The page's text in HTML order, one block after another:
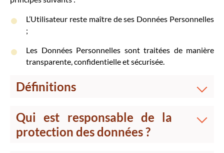
L’Utilisateur reste maître de ses Données Personnelles
;
Les Données Personnelles sont traitées de manière
transparente, confidentielle et sécurisée.
Définitions
Qui est responsable de la
protection des données ?